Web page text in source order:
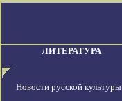
ЛИТЕРАТУРА
Новости русской культуры